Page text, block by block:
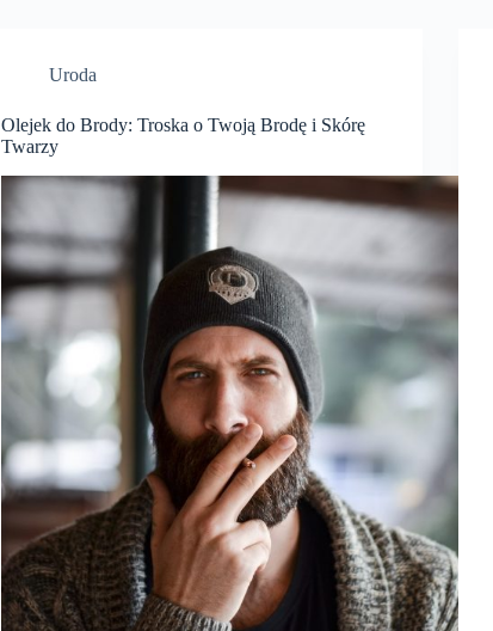
Uroda
Olejek do Brody: Troska o Twoją Brodę i Skórę
Twarzy